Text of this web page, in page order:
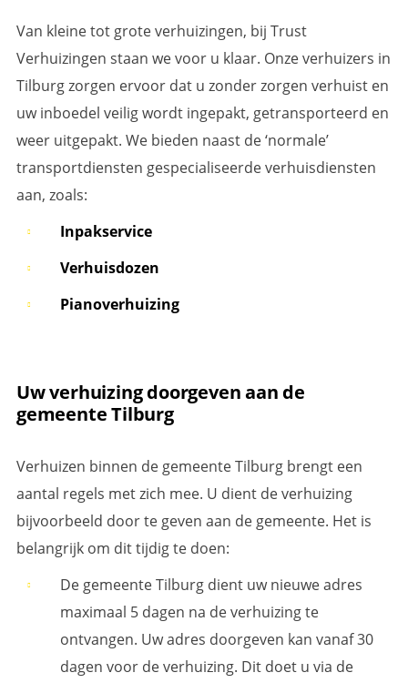
Van kleine tot grote verhuizingen, bij Trust
Verhuizingen staan we voor u klaar. Onze verhuizers in
Tilburg zorgen ervoor dat u zonder zorgen verhuist en
uw inboedel veilig wordt ingepakt, getransporteerd en
weer uitgepakt. We bieden naast de ‘normale’
transportdiensten gespecialiseerde verhuisdiensten
aan, zoals:
Inpakservice
Verhuisdozen
Pianoverhuizing
Uw verhuizing doorgeven aan de
gemeente Tilburg
Verhuizen binnen de gemeente Tilburg brengt een
aantal regels met zich mee. U dient de verhuizing
bijvoorbeeld door te geven aan de gemeente. Het is
belangrijk om dit tijdig te doen:
De gemeente Tilburg dient uw nieuwe adres
maximaal 5 dagen na de verhuizing te
ontvangen. Uw adres doorgeven kan vanaf 30
dagen voor de verhuizing. Dit doet u via de